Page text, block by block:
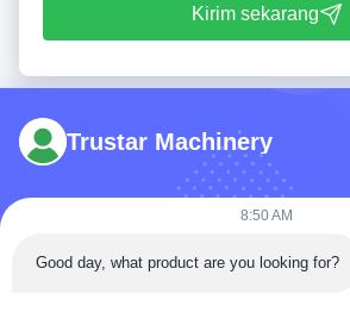
Kirim sekarang
Telp: 86-180-5882-0351
Trustar Machinery
8:50 AM
Good day, what product are you looking for?